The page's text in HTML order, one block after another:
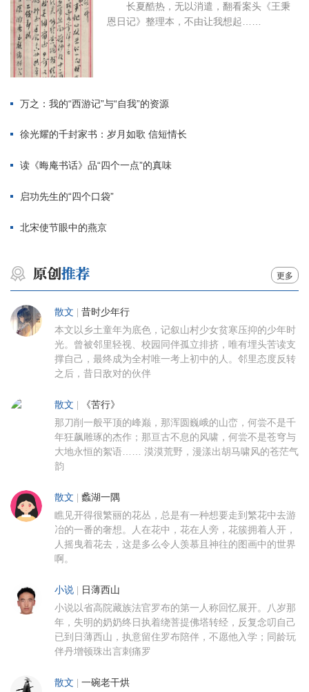
长夏酷热，无以消遣，翻看案头《王秉
恩日记》整理本，不由让我想起……
万之：我的“西游记”与“自我”的资源
徐光耀的千封家书：岁月如歌 信短情长
读《晦庵书话》品“四个一点”的真味
启功先生的“四个口袋”
北宋使节眼中的燕京
更多
散文 昔时少年行
本文以乡土童年为底色，记叙山村少女贫寒压抑的少年时
光。曾被邻里轻视、校园同伴孤立排挤，唯有埋头苦读支
撑自己，最终成为全村唯一考上初中的人。邻里态度反转
之后，昔日敌对的伙伴
散文 《苦行》
那刀削一般平顶的峰巅，那浑圆巍峨的山峦，何尝不是千
年狂飙雕琢的杰作；那亘古不息的风啸，何尝不是苍穹与
大地永恒的絮语…… 漠漠荒野，漫漾出胡马啸风的苍茫气
韵
散文 蠡湖一隅
瞧见开得很繁丽的花丛，总是有一种想要走到繁花中去游
冶的一番的奢想。人在花中，花在人旁，花簇拥着人开，
人摇曳着花去，这是多么令人羡慕且神往的图画中的世界
啊。
小说 日薄西山
小说以省高院藏族法官罗布的第一人称回忆展开。八岁那
年，失明的奶奶终日执着绕菩提佛塔转经，反复念叨自己
已到日薄西山，执意留住罗布陪伴，不愿他入学；同龄玩
伴丹增顿珠出言刺痛罗
散文 一碗老干烘